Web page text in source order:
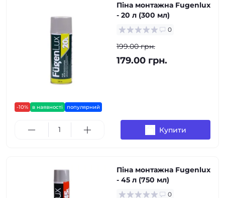
-10% в наявності популярний
Піна монтажна Fugenlux
- 20 л (300 мл)
0
199.00 грн.
179.00 грн.
Купити
Піна монтажна Fugenlux
- 45 л (750 мл)
0